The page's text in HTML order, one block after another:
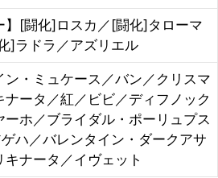
】[闘化]ロスカ／[闘化]タローマ
]ラドラ／アズリエル
ン・ミュケース／バン／クリスマ
ナータ／紅／ビビ／ディフノック
ーホ／ブライダル・ポーリュプス
ハ／バレンタイン・ダークアサ
キナータ／イヴェット